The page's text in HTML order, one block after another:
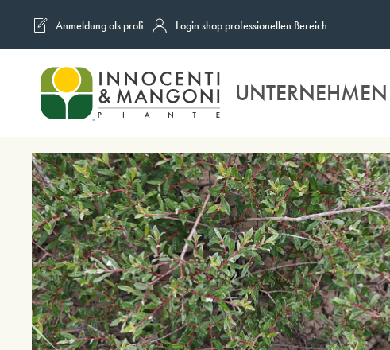
Skip to main content
Anmeldung als profi Login shop professionellen Bereich
UNTERNEHMEN